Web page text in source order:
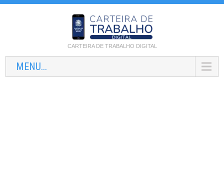
CARTEIRA DE TRABALHO DIGITAL
MENU...